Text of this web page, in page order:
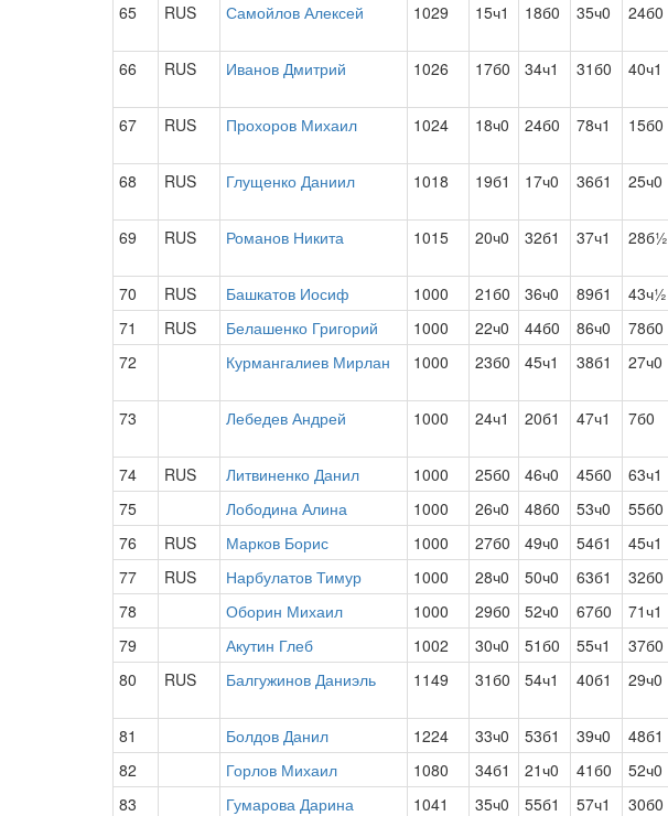
65
RUS Самойлов Алексей 1029 15ч1 18б0 35ч0 24б0
66 RUS Иванов Дмитрий 1026 17б0 34ч1 31б0 40ч1
67 RUS Прохоров Михаил 1024 18ч0 24б0 78ч1 15б0
68 RUS Глущенко Даниил 1018 19б1 17ч0 36б1 25ч0
69 RUS Романов Никита 1015 20ч0 32б1 37ч1 28б½
70 RUS Башкатов Иосиф 1000 21б0 36ч0 89б1 43ч½
71
RUS Белашенко Григорий 1000 22ч0 44б0 86ч0 78б0
72
Курмангалиев Мирлан 1000 23б0 45ч1 38б1 27ч0
73 Лебедев Андрей 1000 24ч1 20б1 47ч1 7б0
74 RUS Литвиненко Данил 1000 25б0 46ч0 45б0 63ч1
75
Лободина Алина 1000 26ч0 48б0 53ч0 55б0
76
RUS Марков Борис 1000 27б0 49ч0 54б1 45ч1
77
RUS Нарбулатов Тимур 1000 28ч0 50ч0 63б1 32б0
78
Оборин Михаил 1000 29б0 52ч0 67б0 71ч1
79
Акутин Глеб 1002 30ч0 51б0 55ч1 37б0
80
RUS Балгужинов Даниэль 1149 31б0 54ч1 40б1 29ч0
81 Болдов Данил 1224 33ч0 53б1 39ч0 48б1
82
Горлов Михаил 1080 34б1 21ч0 41б0 52ч0
83
Гумарова Дарина 1041 35ч0 55б1 57ч1 30б0